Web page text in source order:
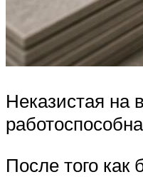
Неказистая на
После того как